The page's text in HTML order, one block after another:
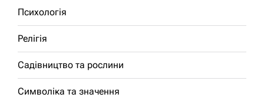
Психологія
Релігія
Садівництво та рослини
Символіка та значення